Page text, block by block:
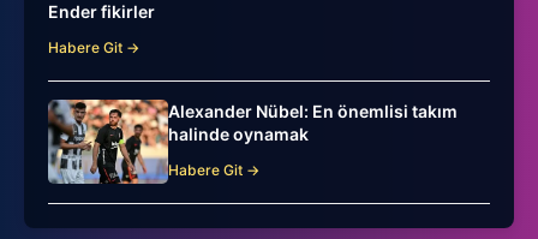
Ender fikirler
Habere Git →
Alexander Nübel: En önemlisi takım
halinde oynamak
Habere Git →